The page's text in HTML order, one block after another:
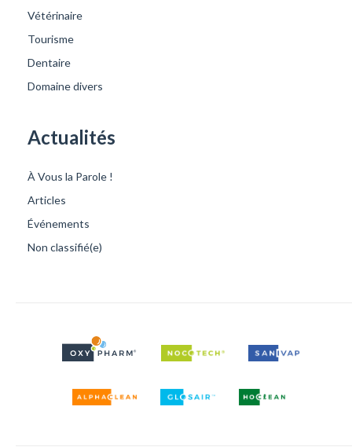
Vétérinaire
Tourisme
Dentaire
Domaine divers
Actualités
À Vous la Parole !
Articles
Événements
Non classifié(e)